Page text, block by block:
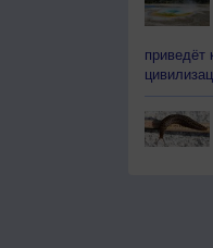
приведёт